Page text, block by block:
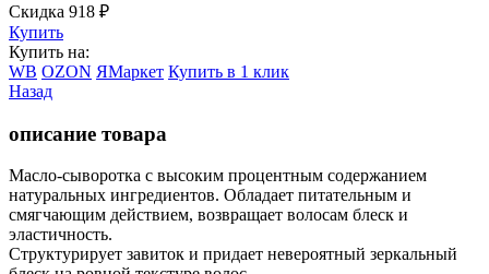
Скидка 918 ₽
Купить
Купить на:
WB OZON ЯМаркет Купить в 1 клик
Назад
описание товара
Масло-сыворотка с высоким процентным содержанием
натуральных ингредиентов. Обладает питательным и
смягчающим действием, возвращает волосам блеск и
эластичность.
Структурирует завиток и придает невероятный зеркальный